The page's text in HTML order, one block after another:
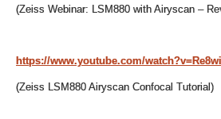
(Zeiss Webinar: LSM880 with Airyscan –
https://www.youtube.com/
(Zeiss LSM880 Airyscan Confocal Tutorial)